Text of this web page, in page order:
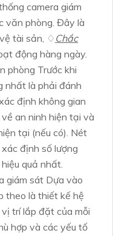
camera giám
văn phòng. Đây là
tài sản, ♢Chắc
động hàng ngày.
phòng Trước khi
nhất là phải đánh
định không gian
an ninh hiện tại và
tại (nếu có). Nét
định số lượng
quả nhất.
giám sát Dựa vào
theo là thiết kế hệ
trí lắp đặt của mỗi
hợp và các yếu tố